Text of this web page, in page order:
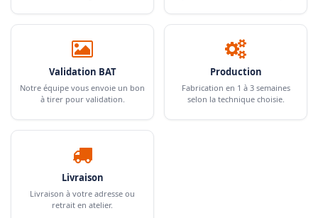
Validation BAT
Notre équipe vous envoie un bon
à tirer pour validation.
Production
Fabrication en 1 à 3 semaines
selon la technique choisie.
Livraison
Livraison à votre adresse ou
retrait en atelier.